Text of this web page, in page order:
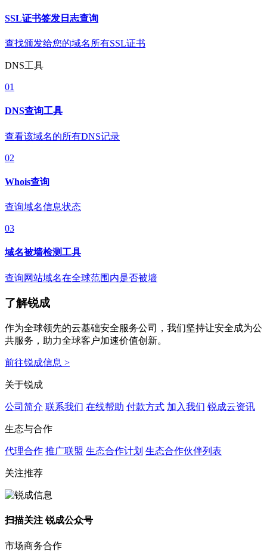
SSL证书签发日志查询
查找颁发给您的域名所有SSL证书
DNS工具
01
DNS查询工具
查看该域名的所有DNS记录
02
Whois查询
查询域名信息状态
03
域名被墙检测工具
查询网站域名在全球范围内是否被墙
了解锐成
作为全球领先的云基础安全服务公司，我们坚持让安全成为公
共服务，助力全球客户加速价值创新。
前往锐成信息 >
关于锐成
公司简介 联系我们 在线帮助 付款方式 加入我们 锐成云资讯
生态与合作
代理合作 推广联盟 生态合作计划 生态合作伙伴列表
关注推荐
扫描关注 锐成公众号
市场商务合作